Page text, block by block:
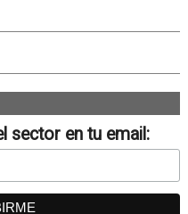
sector en tu email: